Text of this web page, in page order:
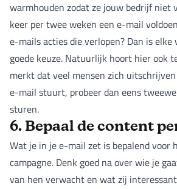
warmhouden zodat ze jouw bedrijf niet
keer per twee weken een e-mail
e-mails acties die verlopen? Dan is elke
goede keuze. Natuurlijk hoort hier ook
merkt dat veel mensen zich
e-mail stuurt, probeer dan eens
sturen.
6. Bepaal de content
Wat je in je e-mail zet is bepalend voor
campagne. Denk goed na over wie je
van hen verwacht en wat zij